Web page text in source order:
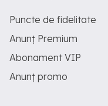
Puncte de fidelitate
Anunț Premium
Abonament VIP
Anunț promo